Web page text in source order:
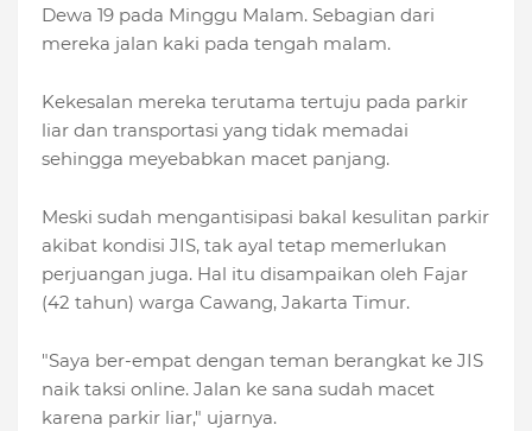
Dewa 19 pada Minggu Malam. Sebagian dari
mereka jalan kaki pada tengah malam.
Kekesalan mereka terutama tertuju pada parkir
liar dan transportasi yang tidak memadai
sehingga meyebabkan macet panjang.
Meski sudah mengantisipasi bakal kesulitan parkir
akibat kondisi JIS, tak ayal tetap memerlukan
perjuangan juga. Hal itu disampaikan oleh Fajar
(42 tahun) warga Cawang, Jakarta Timur.
"Saya ber-empat dengan teman berangkat ke JIS
naik taksi online. Jalan ke sana sudah macet
karena parkir liar," ujarnya.